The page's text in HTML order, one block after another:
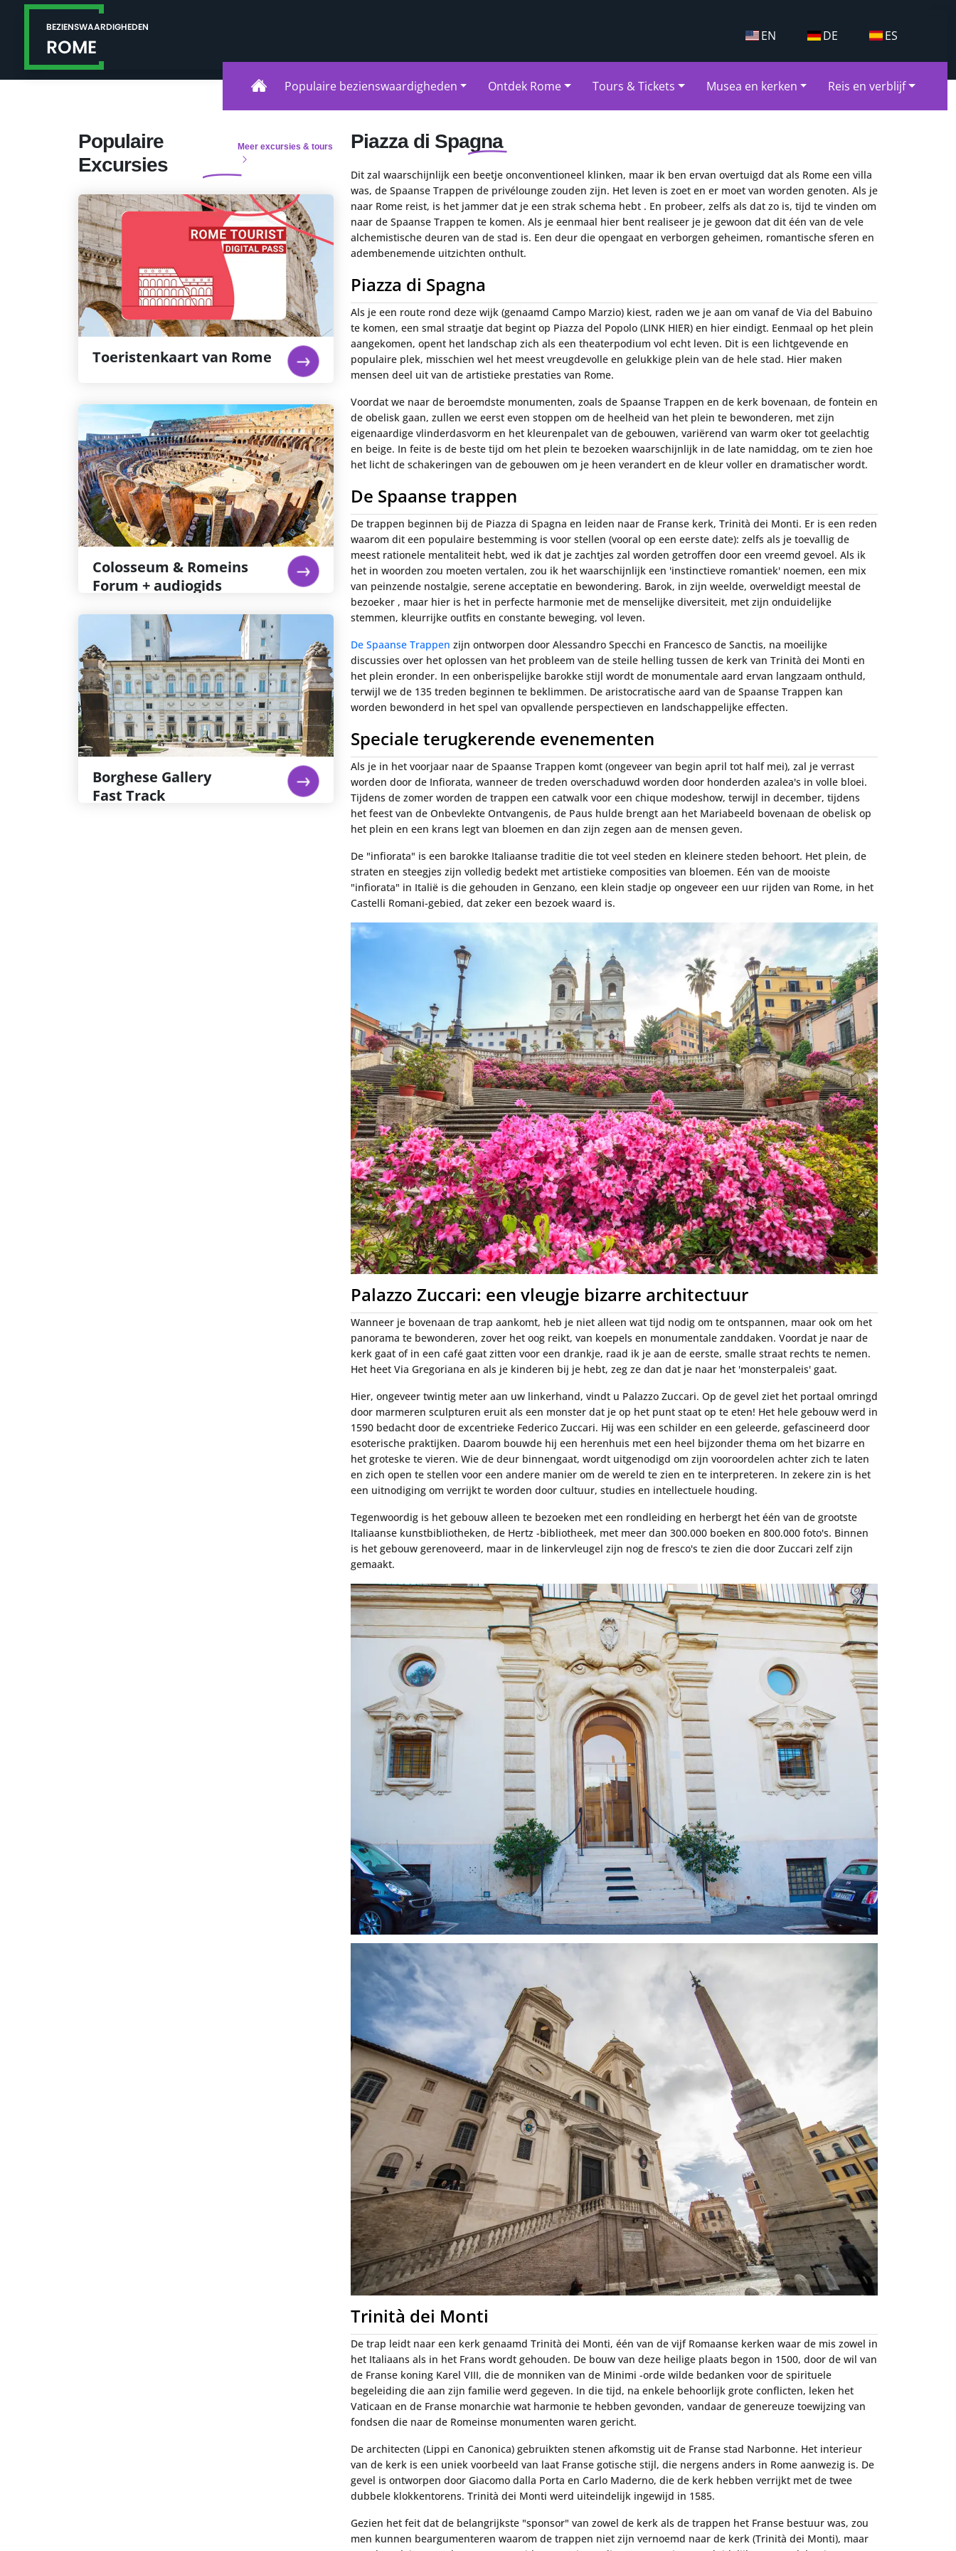
EN DE ES
Populaire bezienswaardigheden Ontdek Rome Tours & Tickets Musea en kerken Reis en verblijf
Populaire
Excursies
Meer excursies & tours
Toeristenkaart van Rome
Toeristenkaart van Rome
Dit combiticket geeft je toegang tot 5
topplekken in de stad Rome: het Colosseum
(inclusief het Forum Romanum en de
Palatijn), de Vaticaanse Musea, Sixtijnse
Kapel en de Hop on/off bus.
lees verder...
Colosseum & Romeins
Forum + audiogids
Colosseum & Romeins Forum
+ audiogids
Sla de lange rijen over met dit ticket voor
voorrang bij binnenkomst. Na bezichtigen
van het Colosseum kun je daarna naar het
Forum Romanum en de Palatijnse heuvel
gaan, deze zijn gelegen tegenover het
Colosseum.
lees verder...
Borghese Gallery
Fast Track
Borghese Gallery
Fast Track
Galleria Borghese ligt in Villa Borghese park,
in een prachtige villa met meesterwerken
van Bernini, Caravaggio en Titiaan. Bewonder
de rijke architectuur en kunstcollectie. Regel
je tickets weken van tevoren, want de
capaciteit is beperkt.
lees verder...
Piazza di Spagna
Dit zal waarschijnlijk een beetje onconventioneel klinken, maar ik ben ervan overtuigd dat als Rome een villa
was, de Spaanse Trappen de privélounge zouden zijn. Het leven is zoet en er moet van worden genoten. Als je
naar Rome reist, is het jammer dat je een strak schema hebt . En probeer, zelfs als dat zo is, tijd te vinden om
naar de Spaanse Trappen te komen. Als je eenmaal hier bent realiseer je je gewoon dat dit één van de vele
alchemistische deuren van de stad is. Een deur die opengaat en verborgen geheimen, romantische sferen en
adembenemende uitzichten onthult.
Piazza di Spagna
Als je een route rond deze wijk (genaamd Campo Marzio) kiest, raden we je aan om vanaf de Via del Babuino
te komen, een smal straatje dat begint op Piazza del Popolo (LINK HIER) en hier eindigt. Eenmaal op het plein
aangekomen, opent het landschap zich als een theaterpodium vol echt leven. Dit is een lichtgevende en
populaire plek, misschien wel het meest vreugdevolle en gelukkige plein van de hele stad. Hier maken
mensen deel uit van de artistieke prestaties van Rome.
Voordat we naar de beroemdste monumenten, zoals de Spaanse Trappen en de kerk bovenaan, de fontein en
de obelisk gaan, zullen we eerst even stoppen om de heelheid van het plein te bewonderen, met zijn
eigenaardige vlinderdasvorm en het kleurenpalet van de gebouwen, variërend van warm oker tot geelachtig
en beige. In feite is de beste tijd om het plein te bezoeken waarschijnlijk in de late namiddag, om te zien hoe
het licht de schakeringen van de gebouwen om je heen verandert en de kleur voller en dramatischer wordt.
De Spaanse trappen
De trappen beginnen bij de Piazza di Spagna en leiden naar de Franse kerk, Trinità dei Monti. Er is een reden
waarom dit een populaire bestemming is voor stellen (vooral op een eerste date): zelfs als je toevallig de
meest rationele mentaliteit hebt, wed ik dat je zachtjes zal worden getroffen door een vreemd gevoel. Als ik
het in woorden zou moeten vertalen, zou ik het waarschijnlijk een 'instinctieve romantiek' noemen, een mix
van peinzende nostalgie, serene acceptatie en bewondering. Barok, in zijn weelde, overweldigt meestal de
bezoeker , maar hier is het in perfecte harmonie met de menselijke diversiteit, met zijn onduidelijke
stemmen, kleurrijke outfits en constante beweging, vol leven.
De Spaanse Trappen zijn ontworpen door Alessandro Specchi en Francesco de Sanctis, na moeilijke
discussies over het oplossen van het probleem van de steile helling tussen de kerk van Trinità dei Monti en
het plein eronder. In een onberispelijke barokke stijl wordt de monumentale aard ervan langzaam onthuld,
terwijl we de 135 treden beginnen te beklimmen. De aristocratische aard van de Spaanse Trappen kan
worden bewonderd in het spel van opvallende perspectieven en landschappelijke effecten.
Speciale terugkerende evenementen
Als je in het voorjaar naar de Spaanse Trappen komt (ongeveer van begin april tot half mei), zal je verrast
worden door de Infiorata, wanneer de treden overschaduwd worden door honderden azalea's in volle bloei.
Tijdens de zomer worden de trappen een catwalk voor een chique modeshow, terwijl in december, tijdens
het feest van de Onbevlekte Ontvangenis, de Paus hulde brengt aan het Mariabeeld bovenaan de obelisk op
het plein en een krans legt van bloemen en dan zijn zegen aan de mensen geven.
De "infiorata" is een barokke Italiaanse traditie die tot veel steden en kleinere steden behoort. Het plein, de
straten en steegjes zijn volledig bedekt met artistieke composities van bloemen. Eén van de mooiste
"infiorata" in Italië is die gehouden in Genzano, een klein stadje op ongeveer een uur rijden van Rome, in het
Castelli Romani-gebied, dat zeker een bezoek waard is.
Palazzo Zuccari: een vleugje bizarre architectuur
Wanneer je bovenaan de trap aankomt, heb je niet alleen wat tijd nodig om te ontspannen, maar ook om het
panorama te bewonderen, zover het oog reikt, van koepels en monumentale zanddaken. Voordat je naar de
kerk gaat of in een café gaat zitten voor een drankje, raad ik je aan de eerste, smalle straat rechts te nemen.
Het heet Via Gregoriana en als je kinderen bij je hebt, zeg ze dan dat je naar het 'monsterpaleis' gaat.
Hier, ongeveer twintig meter aan uw linkerhand, vindt u Palazzo Zuccari. Op de gevel ziet het portaal omringd
door marmeren sculpturen eruit als een monster dat je op het punt staat op te eten! Het hele gebouw werd in
1590 bedacht door de excentrieke Federico Zuccari. Hij was een schilder en een geleerde, gefascineerd door
esoterische praktijken. Daarom bouwde hij een herenhuis met een heel bijzonder thema om het bizarre en
het groteske te vieren. Wie de deur binnengaat, wordt uitgenodigd om zijn vooroordelen achter zich te laten
en zich open te stellen voor een andere manier om de wereld te zien en te interpreteren. In zekere zin is het
een uitnodiging om verrijkt te worden door cultuur, studies en intellectuele houding.
Tegenwoordig is het gebouw alleen te bezoeken met een rondleiding en herbergt het één van de grootste
Italiaanse kunstbibliotheken, de Hertz -bibliotheek, met meer dan 300.000 boeken en 800.000 foto's. Binnen
is het gebouw gerenoveerd, maar in de linkervleugel zijn nog de fresco's te zien die door Zuccari zelf zijn
gemaakt.
Trinità dei Monti
De trap leidt naar een kerk genaamd Trinità dei Monti, één van de vijf Romaanse kerken waar de mis zowel in
het Italiaans als in het Frans wordt gehouden. De bouw van deze heilige plaats begon in 1500, door de wil van
de Franse koning Karel VIII, die de monniken van de Minimi -orde wilde bedanken voor de spirituele
begeleiding die aan zijn familie werd gegeven. In die tijd, na enkele behoorlijk grote conflicten, leken het
Vaticaan en de Franse monarchie wat harmonie te hebben gevonden, vandaar de genereuze toewijzing van
fondsen die naar de Romeinse monumenten waren gericht.
De architecten (Lippi en Canonica) gebruikten stenen afkomstig uit de Franse stad Narbonne. Het interieur
van de kerk is een uniek voorbeeld van laat Franse gotische stijl, die nergens anders in Rome aanwezig is. De
gevel is ontworpen door Giacomo dalla Porta en Carlo Maderno, die de kerk hebben verrijkt met de twee
dubbele klokkentorens. Trinità dei Monti werd uiteindelijk ingewijd in 1585.
Gezien het feit dat de belangrijkste "sponsor" van zowel de kerk als de trappen het Franse bestuur was, zou
men kunnen beargumenteren waarom de trappen niet zijn vernoemd naar de kerk (Trinità dei Monti), maar